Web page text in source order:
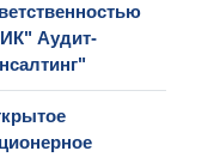
Аудит-